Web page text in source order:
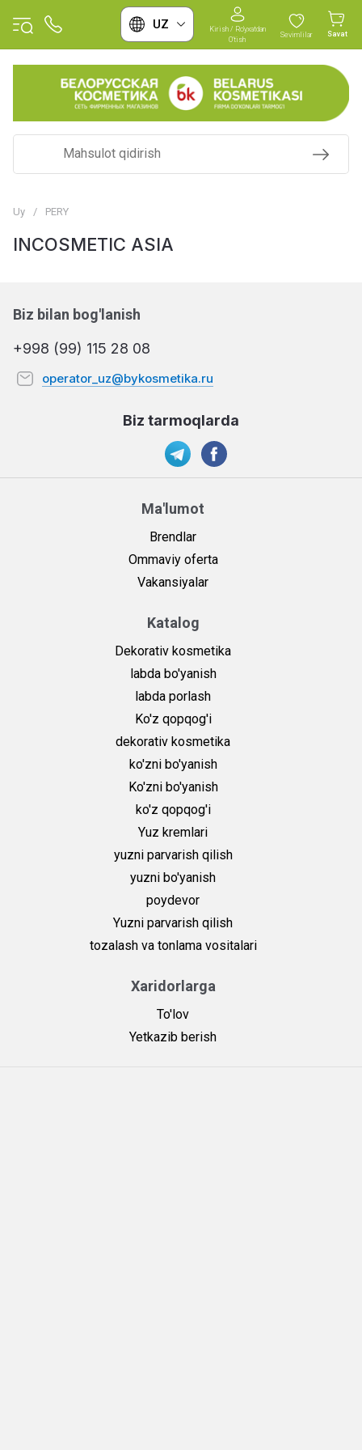
UZ
Kirish / Ro'yxatdan
O'tish
Sevimlilar Savat
Uy / PERY
INCOSMETIC ASIA
Ma'lumot
Brendlar
Ommaviy oferta
Vakansiyalar
Katalog
Dekorativ kosmetika
labda bo'yanish
labda porlash
Ko'z qopqog'i
dekorativ kosmetika
ko'zni bo'yanish
Ko'zni bo'yanish
ko'z qopqog'i
Yuz kremlari
yuzni parvarish qilish
yuzni bo'yanish
poydevor
Yuzni parvarish qilish
tozalash va tonlama vositalari
Xaridorlarga
To'lov
Yetkazib berish
Biz bilan bog'lanish
+998 (99) 115 28 08
operator_uz@bykosmetika.ru
Biz tarmoqlarda